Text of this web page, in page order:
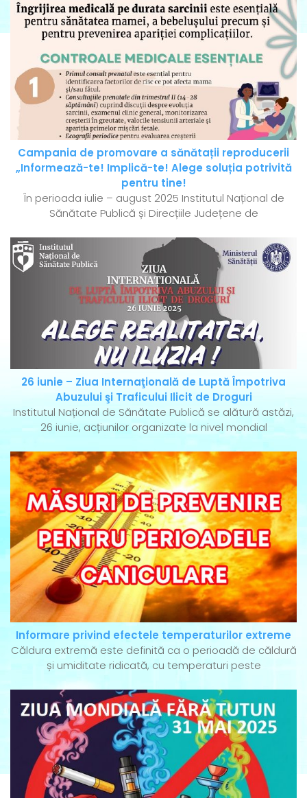
Campania de promovare a sănătații reproducerii
„Informează-te! Implică-te! Alege soluția potrivită
pentru tine!
În perioada iulie – august 2025 Institutul Național de
Sănătate Publică și Direcțiile Județene de
26 iunie – Ziua Internaţională de Luptă Împotriva
Abuzului şi Traficului Ilicit de Droguri
Institutul Național de Sănătate Publică se alătură astăzi,
26 iunie, acțiunilor organizate la nivel mondial
Informare privind efectele temperaturilor extreme
Căldura extremă este definită ca o perioadă de căldură
și umiditate ridicată, cu temperaturi peste